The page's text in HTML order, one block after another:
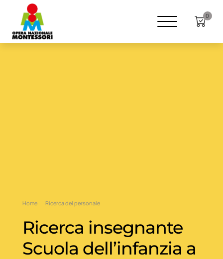
0
Home Ricerca del personale
Ricerca insegnante
Scuola dell’infanzia a